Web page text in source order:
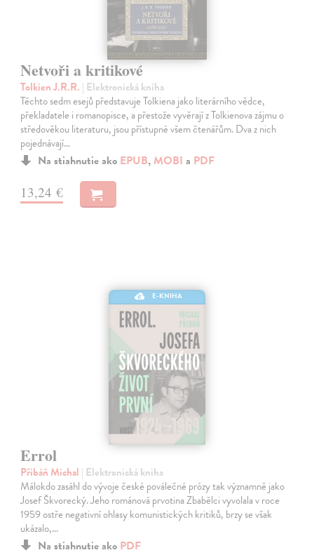
Netvoři a kritikové
Tolkien J.R.R. | Elektronická kniha
Těchto sedm esejů představuje Tolkiena jako literárního vědce,
překladatele i romanopisce, a přestože vyvěrají z Tolkienova zájmu o
středověkou literaturu, jsou přístupné všem čtenářům. Dva z nich
pojednávají…
Na stiahnutie ako EPUB, MOBI a PDF
13,24 €
E-KNIHA
Errol
Přibáň Michal | Elektronická kniha
Málokdo zasáhl do vývoje české poválečné prózy tak významně jako
Josef Škvorecký. Jeho románová prvotina Zbabělci vyvolala v roce
1959 ostře negativní ohlasy komunistických kritiků, brzy se však
ukázalo,…
Na stiahnutie ako PDF